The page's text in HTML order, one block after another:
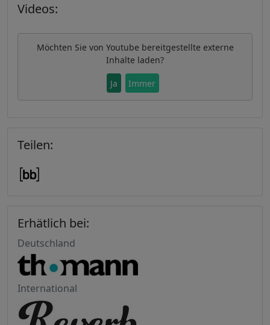
Videos:
Möchten Sie von Youtube bereitgestellte externe
Inhalte laden?
Ja Immer
Teilen:
Erhätlich bei:
Deutschland
International